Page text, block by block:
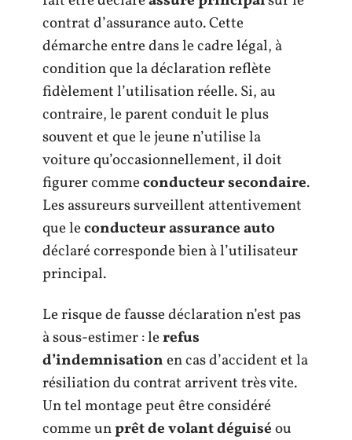
contrat d’assurance auto. Cette
démarche entre dans le cadre légal, à
condition que la déclaration reflète
fidèlement l’utilisation réelle. Si, au
contraire, le parent conduit le plus
souvent et que le jeune n’utilise la
voiture qu’occasionnellement, il doit
figurer commeconducteur secondaire.
Les assureurs surveillent attentivement
que leconducteur assurance auto
déclaré corresponde bien à l’utilisateur
principal.
Le risque de fausse déclaration n’est pas
à sous-estimer : lerefus
d’indemnisationen cas d’accident et la
résiliation du contrat arrivent très vite.
Un tel montage peut être considéré
comme unprêt de volant déguiséou